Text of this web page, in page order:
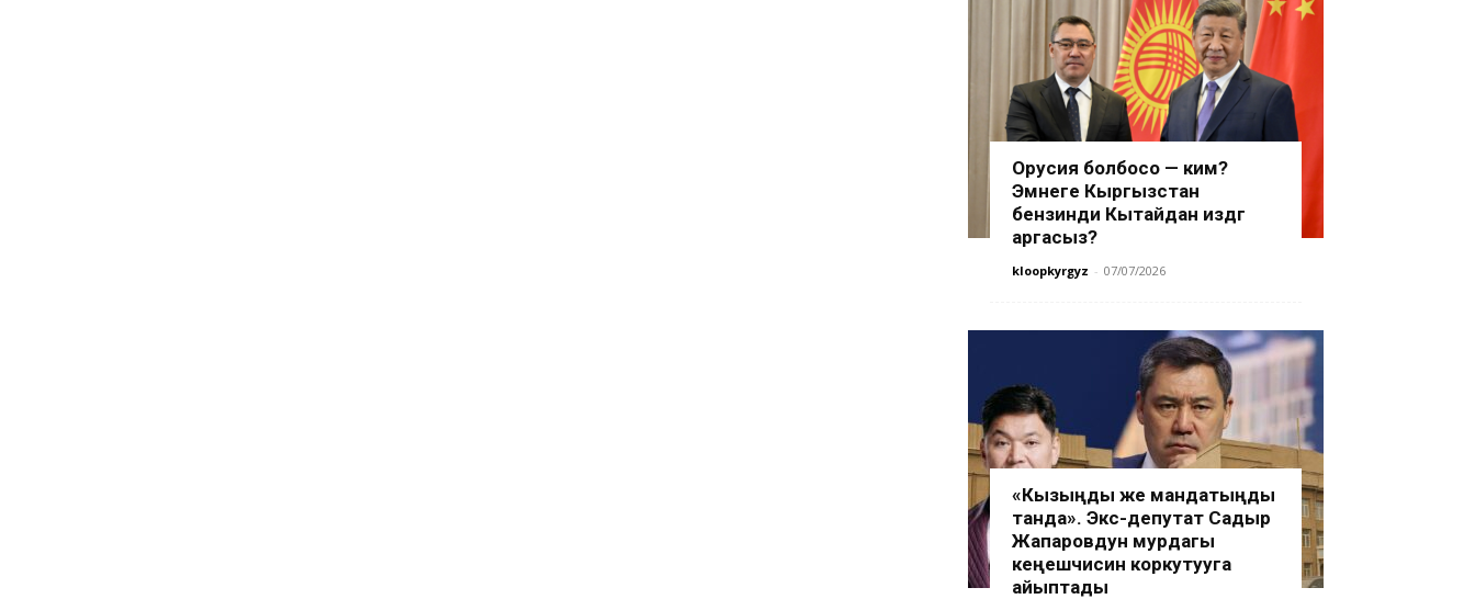
Орусия болбосо — ким?
Эмнеге Кыргызстан
бензинди Кытайдан издөөгө
аргасыз?
kloopkyrgyz - 07/07/2026
«Кызыңды же мандатыңды
танда». Экс-депутат Садыр
Жапаровдун мурдагы
кеңешчисин коркутууга
айыптады